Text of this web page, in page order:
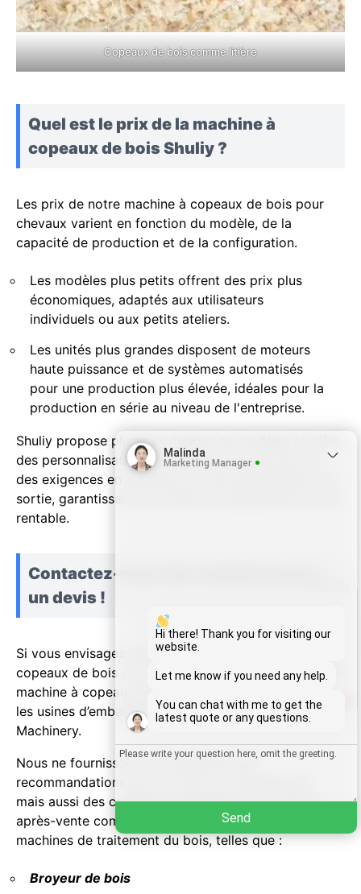
Copeaux de bois comme litière
Quel est le prix de la machine à
copeaux de bois Shuliy ?
Les prix de notre machine à copeaux de bois pour
chevaux varient en fonction du modèle, de la
capacité de production et de la configuration.
Les modèles plus petits offrent des prix plus
économiques, adaptés aux utilisateurs
individuels ou aux petits ateliers.
Les unités plus grandes disposent de moteurs
haute puissance et de systèmes automatisés
pour une production plus élevée, idéales pour la
production en série au niveau de l'entreprise.
Shuliy propose plusieurs options de modèles et offre
des personnalisations en fonction du type de bois,
des exigences en puissance et des spécifications de
sortie, garantissant aux clients un équipement le plus
rentable.
Contactez-nous dès maintenant pour
un devis !
Si vous envisagez d’investir dans une production de
copeaux de bois ou si vous avez besoin d’une
machine à copeaux personnalisée pour les fermes ou
les usines d’emballage, veuillez contacter Shuliy
Machinery.
Nous ne fournissons pas seulement des
recommandations pour le choix de l'équipement,
mais aussi des conseils d'installation et un service
après-vente complet. De plus, nous avons d'autres
machines de traitement du bois, telles que :
Broyeur de bois
Wechat
Chat
Malinda
Marketing Manager
Hi there! Thank you for visiting our
website.
Let me know if you need any help.
You can chat with me to get the
latest quote or any questions.
Send